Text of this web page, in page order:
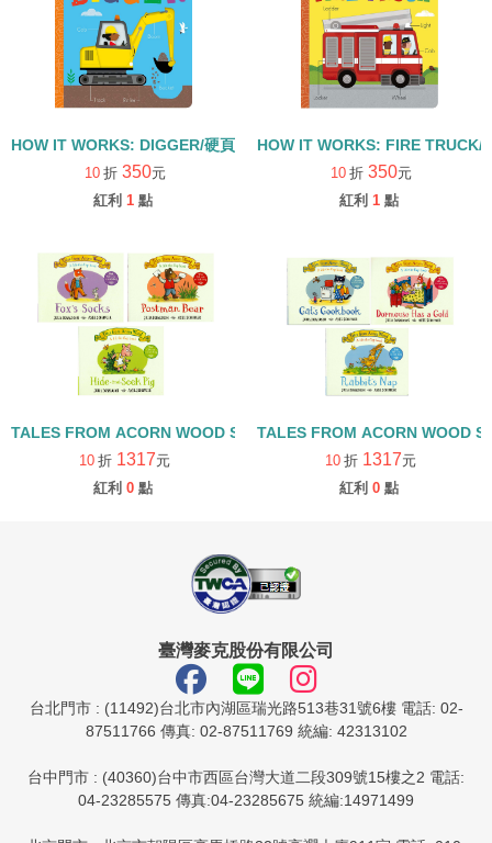
HOW IT WORKS: DIGGER/硬頁書
10 折 350元
紅利 1 點
HOW IT WORKS: FIRE TRUCK/
10 折 350元
紅利 1 點
TALES FROM ACORN WOOD STORY COLLECTION 觀察探索組/
10 折 1317元
紅利 0 點
TALES FROM ACORN WOOD
10 折 1317元
紅利 0 點
臺灣麥克股份有限公司
台北門市 : (11492)台北市內湖區瑞光路513巷31號6樓 電話: 02-
87511766 傳真: 02-87511769 統編: 42313102
台中門市 : (40360)台中市西區台灣大道二段309號15樓之2 電話:
04-23285575 傳真:04-23285675 統編:14971499